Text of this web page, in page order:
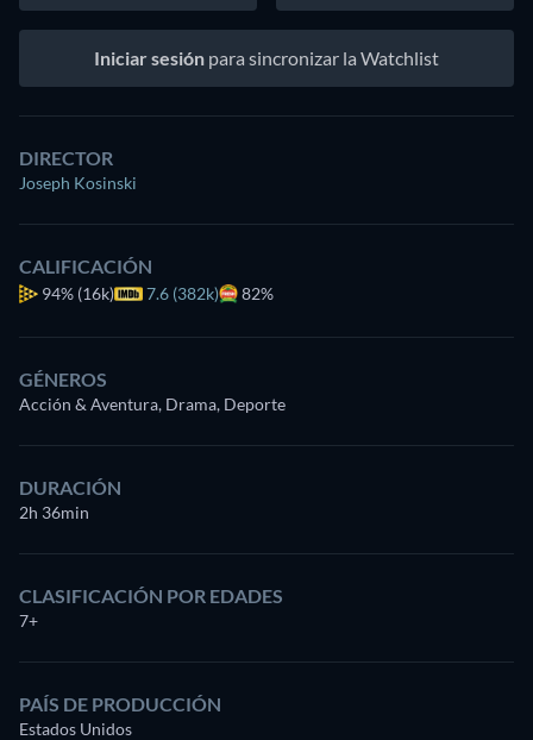
Iniciar sesión para sincronizar la Watchlist
DIRECTOR
Joseph Kosinski
CALIFICACIÓN
94% (16k) 7.6 (382k) 82%
GÉNEROS
Acción & Aventura, Drama, Deporte
DURACIÓN
2h 36min
CLASIFICACIÓN POR EDADES
7+
PAÍS DE PRODUCCIÓN
Estados Unidos